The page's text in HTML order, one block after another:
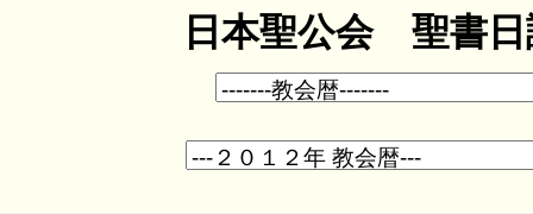
日本聖公会 聖書